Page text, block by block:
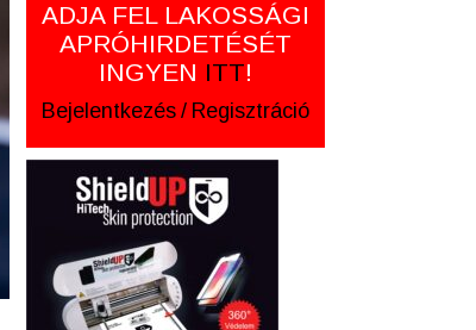
ADJA FEL LAKOSSÁGI
APRÓHIRDETÉSÉT
INGYEN ITT!
Bejelentkezés / Regisztráció